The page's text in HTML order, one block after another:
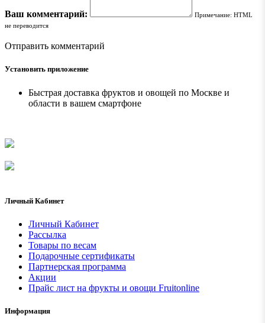
Ваш комментарий:
Примечание: HTML
не переводится
Отправить комментарий
Установить приложение
Быстрая доставка фруктов и овощей по Москве и
области в вашем смартфоне
Личный Кабинет
Личный Кабинет
Рассылка
Товары по весам
Подарочные сертификаты
Партнерская программа
Акции
Прайс лист на фрукты и овощи Fruitonline
Информация